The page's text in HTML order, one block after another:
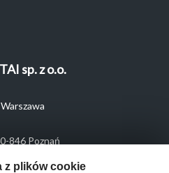
sp. z o.o.
846 Poznań
z plików cookie